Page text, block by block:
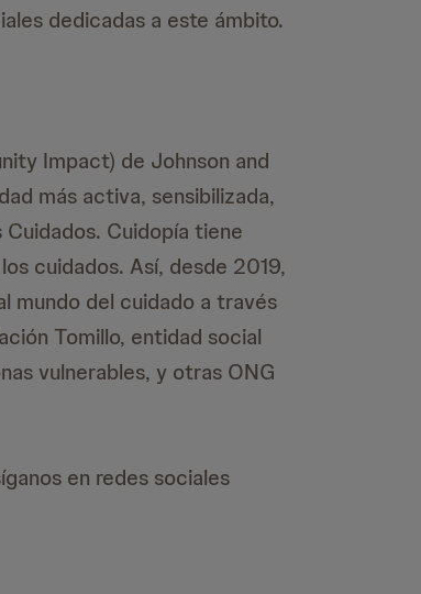
dedicadas a este ámbito.
Impact) de Johnson and
más activa, sensibilizada,
Cuidopía tiene
cuidados. Así, desde 2019,
mundo del cuidado a través
Tomillo, entidad social
vulnerables, y otras ONG
en redes sociales